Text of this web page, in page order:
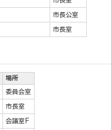
市長公室
市長室
場所
委員会室
市長室
会議室F